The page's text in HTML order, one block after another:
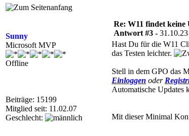
Sunny
Microsoft MVP
Offline
Beiträge: 15199
Mitglied seit: 11.02.07
Geschlecht:
Re: W11 findet keine
Antwort #3 -
Hast Du für die W11
das Testen leichter.
Stell in dem GPO das
Einloggen oder
Automatische Updates
Mit dieser Minimal